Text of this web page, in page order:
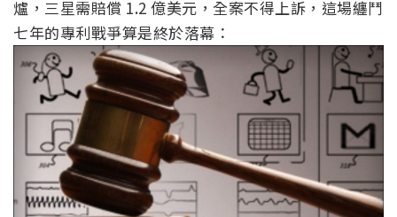
爐，三星需賠償 1.2 億美元，全案不得上訴，這場纏鬥
七年的專利戰爭算是終於落幕：